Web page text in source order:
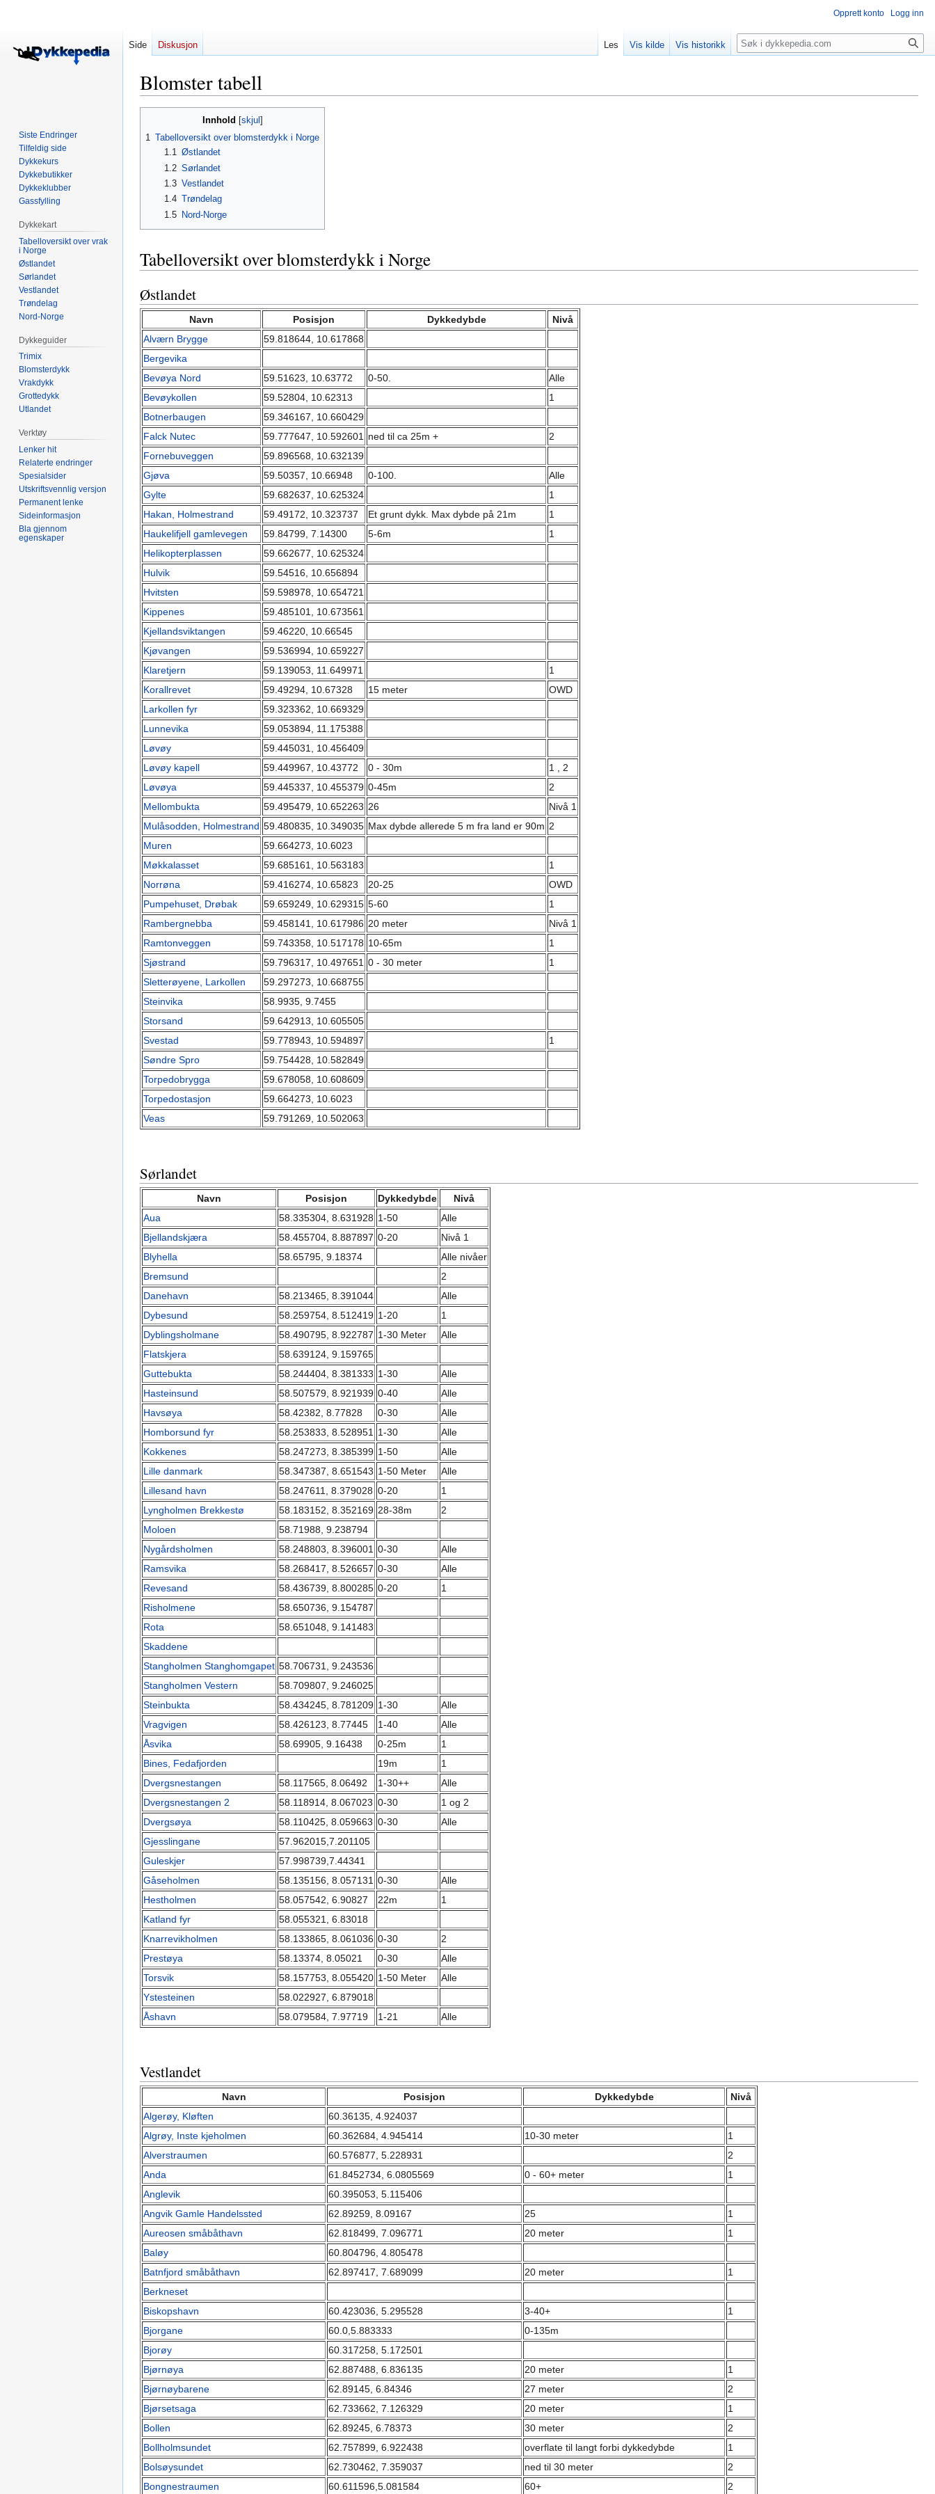
Blomster tabell
Innhold
1 Tabelloversikt over blomsterdykk i Norge
1.1 Østlandet
1.2 Sørlandet
1.3 Vestlandet
1.4 Trøndelag
1.5
Nord-Norge
Tabelloversikt over blomsterdykk i Norge
Østlandet
Navn Posisjon Dykkedybde
Nivå
Alværn Brygge
59.818644, 10.617868
Bergevika
Bevøya Nord
59.51623, 10.63772 0-50.
Alle
Bevøykollen
59.52804, 10.62313
1
Botnerbaugen
59.346167, 10.660429
Falck Nutec
59.777647, 10.592601 ned til ca 25m +
2
Fornebuveggen
59.896568, 10.632139
Gjøva
59.50357, 10.66948 0-100.
Alle
Gylte
59.682637, 10.625324
1
Hakan, Holmestrand
59.49172, 10.323737 Et grunt dykk. Max dybde på 21m
1
Haukelifjell gamlevegen
59.84799, 7.14300 5-6m
1
Helikopterplassen
59.662677, 10.625324
Hulvik
59.54516, 10.656894
Hvitsten
59.598978, 10.654721
Kippenes
59.485101, 10.673561
Kjellandsviktangen
59.46220, 10.66545
Kjøvangen
59.536994, 10.659227
Klaretjern
59.139053, 11.649971
1
Korallrevet
59.49294, 10.67328 15 meter
OWD
Larkollen fyr
59.323362, 10.669329
Lunnevika
59.053894, 11.175388
Løvøy
59.445031, 10.456409
Løvøy kapell
59.449967, 10.43772 0 - 30m
1 , 2
Løvøya
59.445337, 10.455379 0-45m
2
Mellombukta
59.495479, 10.652263 26
Nivå 1
Mulåsodden, Holmestrand 59.480835, 10.349035 Max dybde allerede 5 m fra land er 90m 2
Muren
59.664273, 10.6023
Møkkalasset
59.685161, 10.563183
1
Norrøna
59.416274, 10.65823 20-25
OWD
Pumpehuset, Drøbak
59.659249, 10.629315 5-60
1
Rambergnebba
59.458141, 10.617986 20 meter
Nivå 1
Ramtonveggen
59.743358, 10.517178 10-65m
1
Sjøstrand
59.796317, 10.497651 0 - 30 meter
1
Sletterøyene, Larkollen
59.297273, 10.668755
Steinvika
58.9935, 9.7455
Storsand
59.642913, 10.605505
Svestad
59.778943, 10.594897
1
Søndre Spro
59.754428, 10.582849
Torpedobrygga
59.678058, 10.608609
Torpedostasjon
59.664273, 10.6023
Veas
59.791269, 10.502063
Sørlandet
Navn Posisjon Dykkedybde
Nivå
Aua
58.335304, 8.631928 1-50
Alle
Bjellandskjæra
58.455704, 8.887897 0-20
Nivå 1
Blyhella
58.65795, 9.18374
Alle nivåer
Bremsund
2
Danehavn
58.213465, 8.391044
Alle
Dybesund
58.259754, 8.512419 1-20
1
Dyblingsholmane
58.490795, 8.922787 1-30 Meter
Alle
Flatskjera
58.639124, 9.159765
Guttebukta
58.244404, 8.381333 1-30
Alle
Hasteinsund
58.507579, 8.921939 0-40
Alle
Havsøya
58.42382, 8.77828 0-30
Alle
Homborsund fyr
58.253833, 8.528951 1-30
Alle
Kokkenes
58.247273, 8.385399 1-50
Alle
Lille danmark
58.347387, 8.651543 1-50 Meter
Alle
Lillesand havn
58.247611, 8.379028 0-20
1
Lyngholmen Brekkestø
58.183152, 8.352169 28-38m
2
Moloen
58.71988, 9.238794
Nygårdsholmen
58.248803, 8.396001 0-30
Alle
Ramsvika
58.268417, 8.526657 0-30
Alle
Revesand
58.436739, 8.800285 0-20
1
Risholmene
58.650736, 9.154787
Rota
58.651048, 9.141483
Skaddene
Stangholmen Stanghomgapet 58.706731, 9.243536
Stangholmen Vestern
58.709807, 9.246025
Steinbukta
58.434245, 8.781209 1-30
Alle
Vragvigen
58.426123, 8.77445 1-40
Alle
Åsvika
58.69905, 9.16438 0-25m
1
Bines, Fedafjorden
19m
1
Dvergsnestangen
58.117565, 8.06492 1-30++
Alle
Dvergsnestangen 2
58.118914, 8.067023 0-30
1 og 2
Dvergsøya
58.110425, 8.059663 0-30
Alle
Gjesslingane
57.962015,7.201105
Guleskjer
57.998739,7.44341
Gåseholmen
58.135156, 8.057131 0-30
Alle
Hestholmen
58.057542, 6.90827 22m
1
Katland fyr
58.055321, 6.83018
Knarrevikholmen
58.133865, 8.061036 0-30
2
Prestøya
58.13374, 8.05021 0-30
Alle
Torsvik
58.157753, 8.055420 1-50 Meter
Alle
Ystesteinen
58.022927, 6.879018
Åshavn
58.079584, 7.97719 1-21 Alle
Vestlandet
Navn Posisjon Dykkedybde
Nivå
Algerøy, Kløften
60.36135, 4.924037
Algrøy, Inste kjeholmen
60.362684, 4.945414 10-30 meter
1
Alverstraumen
60.576877, 5.228931
2
Anda
61.8452734, 6.0805569 0 - 60+ meter
1
Anglevik
60.395053, 5.115406
Angvik Gamle Handelssted
62.89259, 8.09167 25
1
Aureosen småbåthavn
62.818499, 7.096771 20 meter
1
Baløy
60.804796, 4.805478
Batnfjord småbåthavn
62.897417, 7.689099 20 meter
1
Berkneset
Biskopshavn
60.423036, 5.295528 3-40+
1
Bjorgane
60.0,5.883333
0-135m
Bjorøy
60.317258, 5.172501
Bjørnøya
62.887488, 6.836135 20 meter
1
Bjørnøybarene
62.89145, 6.84346 27 meter
2
Bjørsetsaga
62.733662, 7.126329 20 meter
1
Bollen
62.89245, 6.78373 30 meter
2
Bollholmsundet
62.757899, 6.922438 overflate til langt forbi dykkedybde
1
Bolsøysundet
62.730462, 7.359037 ned til 30 meter
2
Bongnestraumen
60.611596,5.081584 60+ 2
Opprett konto Logg inn
Side Diskusjon Les Vis kilde Vis historikk Søk
Siste Endringer
Tilfeldig side
Dykkekurs
Dykkebutikker
Dykkeklubber
Gassfylling
Dykkekart
Tabelloversikt over vrak
i Norge
Østlandet
Sørlandet
Vestlandet
Trøndelag
Nord-Norge
Dykkeguider
Trimix
Blomsterdykk
Vrakdykk
Grottedykk
Utlandet
Verktøy
Lenker hit
Relaterte endringer
Spesialsider
Utskriftsvennlig versjon
Permanent lenke
Sideinformasjon
Bla gjennom
egenskaper